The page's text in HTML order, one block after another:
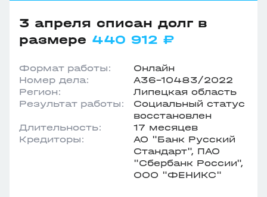
3 апреля списан долг в
размере 440 912 ₽
Формат работы:
Онлайн
Номер дела:
А36-10483/2022
Регион:
Липецкая область
Результат работы:
Социальный статус
восстановлен
Длительность:
17 месяцев
Кредиторы:
АО "Банк Русский
Стандарт", ПАО
"Сбербанк России",
ООО "ФЕНИКС"